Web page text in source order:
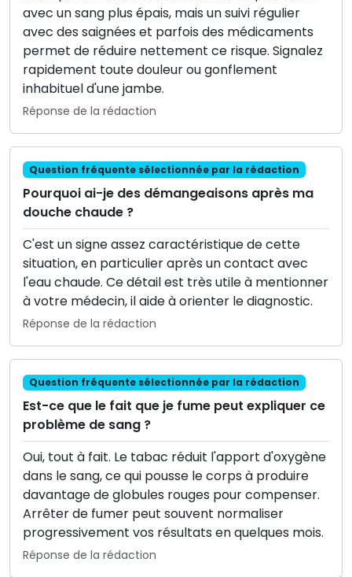
avec un sang plus épais, mais un suivi régulier
avec des saignées et parfois des médicaments
permet de réduire nettement ce risque. Signalez
rapidement toute douleur ou gonflement
inhabituel d'une jambe.
Réponse de la rédaction
Question fréquente sélectionnée par la rédaction
Pourquoi ai-je des démangeaisons après ma
douche chaude ?
C'est un signe assez caractéristique de cette
situation, en particulier après un contact avec
l'eau chaude. Ce détail est très utile à mentionner
à votre médecin, il aide à orienter le diagnostic.
Réponse de la rédaction
Question fréquente sélectionnée par la rédaction
Est-ce que le fait que je fume peut expliquer ce
problème de sang ?
Oui, tout à fait. Le tabac réduit l'apport d'oxygène
dans le sang, ce qui pousse le corps à produire
davantage de globules rouges pour compenser.
Arrêter de fumer peut souvent normaliser
progressivement vos résultats en quelques mois.
Réponse de la rédaction